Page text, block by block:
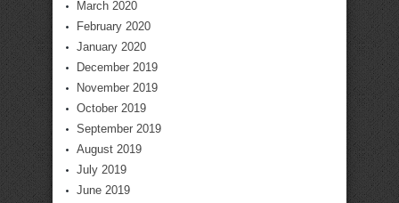
March 2020
February 2020
January 2020
December 2019
November 2019
October 2019
September 2019
August 2019
July 2019
June 2019